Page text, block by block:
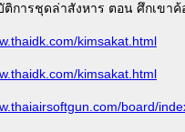
การชุดล่าสังหาร ตอน ศึกเขาค้
kimsakat.html
kimsakat.html
board/